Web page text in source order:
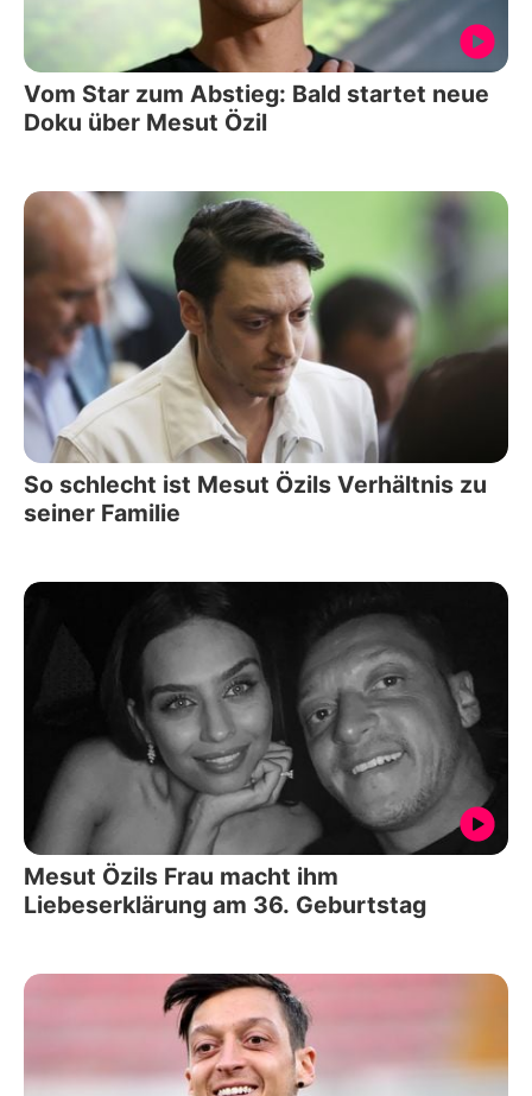
Vom Star zum Abstieg: Bald startet neue
Doku über Mesut Özil
So schlecht ist Mesut Özils Verhältnis zu
seiner Familie
Mesut Özils Frau macht ihm
Liebeserklärung am 36. Geburtstag